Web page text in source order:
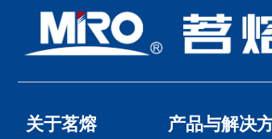
关于茗熔 产品与解决